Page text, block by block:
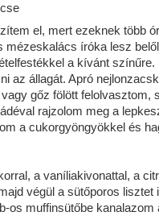
el, mert ezeknek több
mézeskalács íróka lesz
a kívánt
az állagát. Apró
gőz fölött
rajzolom meg a
a cukorgyöngyökkel és
a vaníliakivonattal, a
végül a sütőporos
os muffinsütőbe